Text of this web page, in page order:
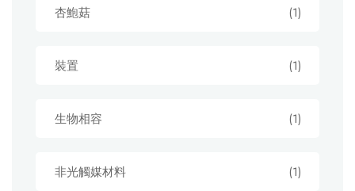
杏鮑菇 (1)
裝置 (1)
生物相容 (1)
非光觸媒材料 (1)